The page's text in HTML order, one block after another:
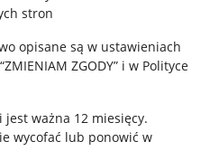
stron
opisane są w ustawieniach
ZGODY” i w Polityce
ważna 12 miesięcy.
wycofać lub ponowić w
Cyfrowych